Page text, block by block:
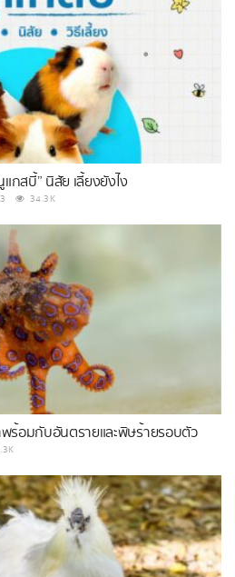
กสบี้” นิสัย เลี้ยงยังไง
34.3K
ร้อมกับอันตรายและพิษร้ายรอบตัว